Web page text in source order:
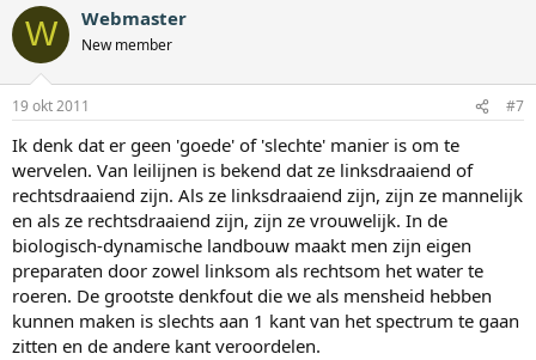
W Webmaster
New member
19 okt 2011 #7
Ik denk dat er geen 'goede' of 'slechte' manier is om te
wervelen. Van leilijnen is bekend dat ze linksdraaiend of
rechtsdraaiend zijn. Als ze linksdraaiend zijn, zijn ze mannelijk
en als ze rechtsdraaiend zijn, zijn ze vrouwelijk. In de
biologisch-dynamische landbouw maakt men zijn eigen
preparaten door zowel linksom als rechtsom het water te
roeren. De grootste denkfout die we als mensheid hebben
kunnen maken is slechts aan 1 kant van het spectrum te gaan
zitten en de andere kant veroordelen.